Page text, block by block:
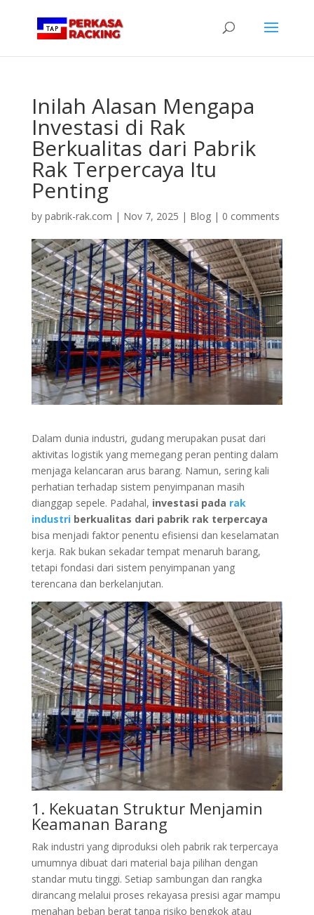
Inilah Alasan Mengapa
Investasi di Rak
Berkualitas dari Pabrik
Rak Terpercaya Itu
Penting
by pabrik-rak.com | Nov 7, 2025 | Blog| 0 comments
Dalam dunia industri, gudang merupakan pusat dari
aktivitas logistik yang memegang peran penting dalam
menjaga kelancaran arus barang. Namun, sering kali
perhatian terhadap sistem penyimpanan masih
dianggap sepele. Padahal, investasi pada rak
industriberkualitas dari pabrik rak terpercaya
bisa menjadi faktor penentu efisiensi dan keselamatan
kerja. Rak bukan sekadar tempat menaruh barang,
tetapi fondasi dari sistem penyimpanan yang
terencana dan berkelanjutan.
1. Kekuatan Struktur Menjamin
Keamanan Barang
Rak industri yang diproduksi oleh pabrik rak terpercaya
umumnya dibuat dari material baja pilihan dengan
standar mutu tinggi. Setiap sambungan dan rangka
dirancang melalui proses rekayasa presisi agar mampu
menahan beban berat tanpa risiko bengkok atau